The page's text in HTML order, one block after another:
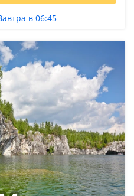
в 06:45